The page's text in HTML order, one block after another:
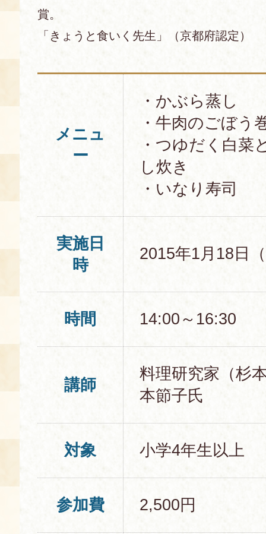
賞。
「きょうと食いく先生」（京都府認定）
メニュ
ー
・かぶら蒸し
・牛肉のごぼう
・つゆだく白菜
し炊き
・いなり寿司
実施日
時
2015年1月18日
時間 14:00～16:30
講師
料理研究家（杉
本節子氏
対象 小学4年生以上
参加費 2,500円